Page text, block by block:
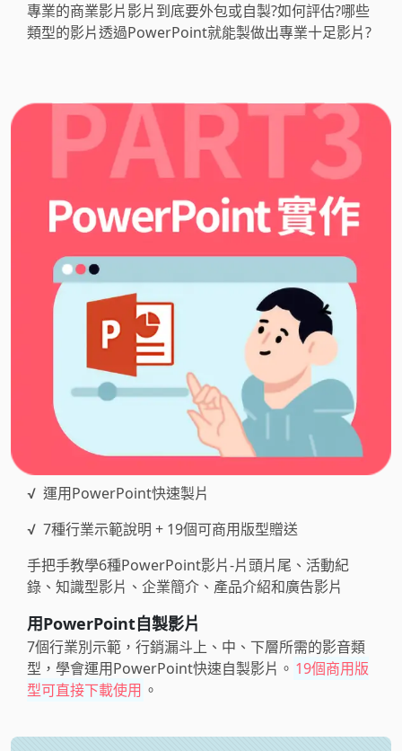
專業的商業影片影片到底要外包或自製?如何評估?哪些
類型的影片透過PowerPoint就能製做出專業十足影片?
√ 運用PowerPoint快速製片
√ 7種行業示範說明 + 19個可商用版型贈送
手把手教學6種PowerPoint影片-片頭片尾、活動紀
錄、知識型影片、企業簡介、產品介紹和廣告影片
用PowerPoint自製影片
7個行業別示範，行銷漏斗上、中、下層所需的影音類
型，學會運用PowerPoint快速自製影片。 19個商用版
型可直接下載使用 。